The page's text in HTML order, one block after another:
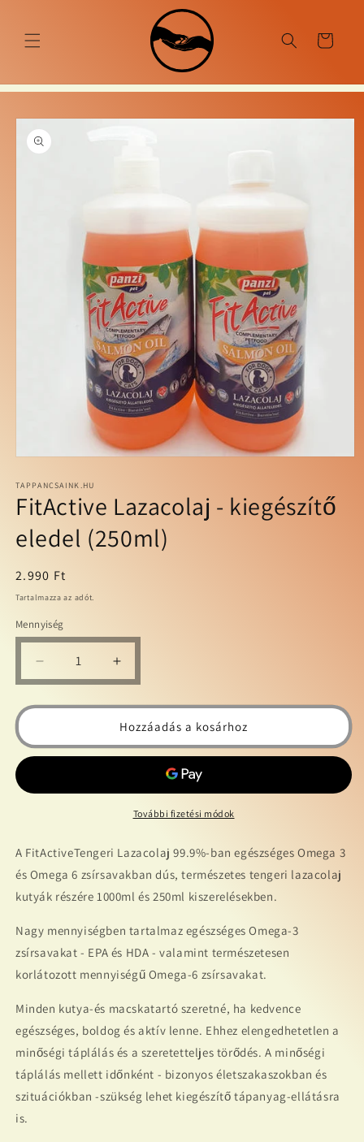
Kosár
Kihagyás, és
ugrás a
termékadatokra
megnyitása
a
modális
TAPPANCSAINK.HU
FitActive Lazacolaj - kiegészítő
eledel (250ml)
Normál
ár
2.990 Ft
Tartalmazza az adót.
Mennyiség
FitActive
Lazacolaj
-
(250ml)
FitActive
Lazacolaj
-
kiegészítő
eledel
(250ml)
mennyiségének
Hozzáadás a kosárhoz
További fizetési módok
A FitActiveTengeri Lazacolaj 99.9%-ban egészséges Omega 3
és Omega 6 zsírsavakban dús, természetes tengeri lazacolaj
kutyák részére 1000ml és 250ml kiszerelésekben.
Nagy mennyiségben tartalmaz egészséges Omega-3
zsírsavakat - EPA és HDA - valamint természetesen
korlátozott mennyiségű Omega-6 zsírsavakat.
Minden kutya-és macskatartó szeretné, ha kedvence
egészséges, boldog és aktív lenne. Ehhez elengedhetetlen a
minőségi táplálás és a szeretetteljes törődés. A minőségi
táplálás mellett időnként - bizonyos életszakaszokban és
szituációkban -szükség lehet kiegészítő tápanyag-ellátásra
is.